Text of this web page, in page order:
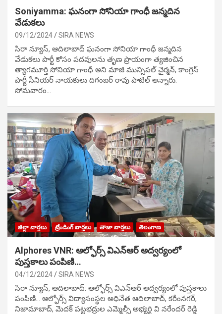
Soniyamma: ఘ‌నంగా సోనియా గాంధీ జ‌న్మ‌దిన
వేడుక‌లు
09/12/2024 SIRA NEWS
సిరా న్యూస్, ఆదిలాబాద్ ఘ‌నంగా సోనియా గాంధీ జ‌న్మ‌దిన
వేడుక‌లు పార్టీ కోసం ప‌ద‌వుల‌ను తృణ ప్రాయంగా త్య‌జించిన
త్యాగమూర్తి సోనియా గాంధీ అని మాజీ మున్సిప‌ల్ చైర్మ‌న్, కాంగ్రెస్
పార్టీ సీనియ‌ర్ నాయ‌కులు దిగంబ‌ర్ రావు పాటిల్ అన్నారు.
సోమవారం…
జిల్లా వార్తలు ట్రేండింగ్ వార్తలు తాజా వార్తలు తెలంగాణ
Alphores VNR: ఆల్ఫోర్స్ విఎన్ఆర్ అద్వర్యంలో
పుస్తకాలు పంపిణి…
04/12/2024 SIRA NEWS
సిరా న్యూస్, ఆదిలాబాద్: ఆల్ఫోర్స్ విఎన్ఆర్ అద్వర్యంలో పుస్తకాలు
పంపిణి… ఆల్ఫోర్స్ విద్యాసంస్థల అధినేత ఆదిలాబాద్, కరీంనగర్,
నిజామాబాద్, మెదక్ పట్టభద్రుల ఎమ్మెల్సీ అభ్యర్థి వి నరేందర్ రెడ్డి